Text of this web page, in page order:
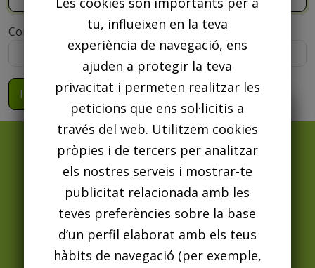
Se ha publicado el listado definitivo de
personas admitidas y excluidas del
procedimiento de adjudicación de 135
viviendas de alquiler con protección
oficial promovidas por las fundaciones
Familia y Bienestar Social y HÀBITAT 3.
Consulte el listado definitivo en el
Contraseña
Enlaces legales
Dónde Estamos
Quiénes Somos
tu, influeixen en la teva
experiència de navegació, ens
ajuden a protegir la teva
privacitat i permeten realitzar les
peticions que ens sol·licitis a
través del web. Utilitzem cookies
pròpies i de tercers per analitzar
els nostres serveis i mostrar-te
publicitat relacionada amb les
teves preferències sobre la base
d’un perfil elaborat amb els teus
hàbits de navegació (per exemple,